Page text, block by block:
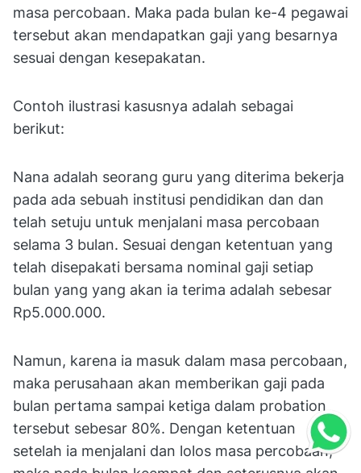
masa percobaan. Maka pada bulan ke-4 pegawai
tersebut akan mendapatkan gaji yang besarnya
sesuai dengan kesepakatan.
Contoh ilustrasi kasusnya adalah sebagai
berikut:
Nana adalah seorang guru yang diterima bekerja
pada ada sebuah institusi pendidikan dan dan
telah setuju untuk menjalani masa percobaan
selama 3 bulan. Sesuai dengan ketentuan yang
telah disepakati bersama nominal gaji setiap
bulan yang yang akan ia terima adalah sebesar
Rp5.000.000.
Namun, karena ia masuk dalam masa percobaan,
maka perusahaan akan memberikan gaji pada
bulan pertama sampai ketiga dalam probation
tersebut sebesar 80%. Dengan ketentuan
setelah ia menjalani dan lolos masa percobaan,